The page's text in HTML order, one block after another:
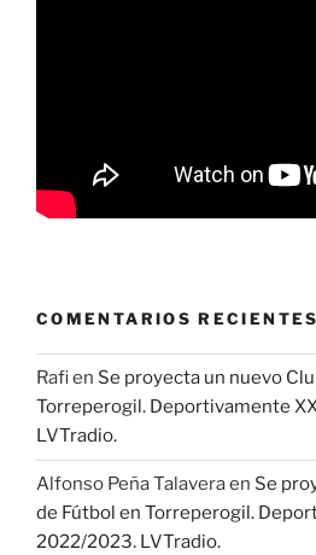
COMENTARIOS RECIENTES
Rafien Se proyecta un nuevo
Torreperogil. Deportivamente
LVTradio.
Alfonso Peña Talaveraen Se
de Fútbol en Torreperogil.
2022/2023. LVTradio.